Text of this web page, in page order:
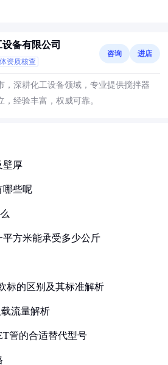
备有限公司
资质核查
咨询 进店
，深耕化工设备领域，专业提供搅拌器
，经验丰富，权威可靠。
壁厚
哪些呢
方米能承受多少公斤
标的区别及其标准解析
流量解析
管的合适替代型号